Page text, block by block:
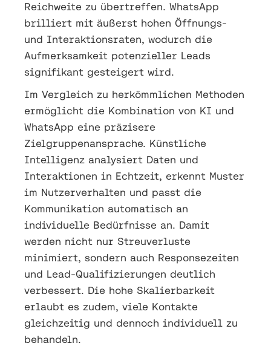
Reichweite zu übertreffen. WhatsApp
brilliert mit äußerst hohen Öffnungs-
und Interaktionsraten, wodurch die
Aufmerksamkeit potenzieller Leads
signifikant gesteigert wird.
Im Vergleich zu herkömmlichen Methoden
ermöglicht die Kombination von KI und
WhatsApp eine präzisere
Zielgruppenansprache. Künstliche
Intelligenz analysiert Daten und
Interaktionen in Echtzeit, erkennt Muster
im Nutzerverhalten und passt die
Kommunikation automatisch an
individuelle Bedürfnisse an. Damit
werden nicht nur Streuverluste
minimiert, sondern auch Responsezeiten
und Lead-Qualifizierungen deutlich
verbessert. Die hohe Skalierbarkeit
erlaubt es zudem, viele Kontakte
gleichzeitig und dennoch individuell zu
behandeln.